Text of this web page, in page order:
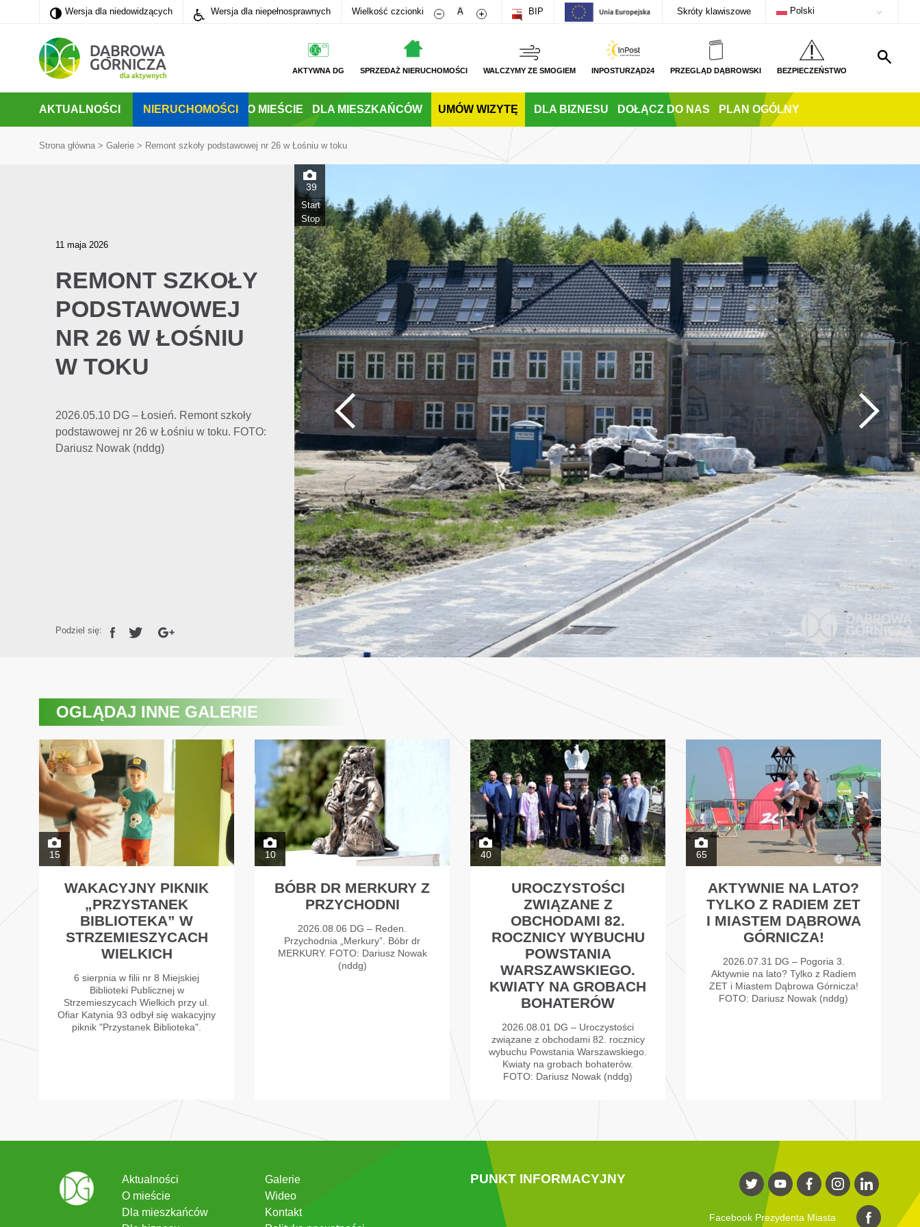
PRZEJDŹ DO MENU GŁÓWNEGO
PRZEJDŹ DO WYSZUKIWARKI
PRZEJDŹ DO TREŚCI
Wersja dla niedowidzących
Wersja dla niedowidzących Wersja dla niepełnosprawnych Wielkość czcionki Zmniejsz rozmiar czcionki
A Zwiększ rozmiar czcionki
BIP Skróty klawiszowe Polski
AKTYWNA DG SPRZEDAŻ NIERUCHOMOŚCI WALCZYMY ZE SMOGIEM INPOSTURZĄD24 PRZEGLĄD DĄBROWSKI BEZPIECZEŃSTWO
AKTUALNOŚCI NIERUCHOMOŚCI O MIEŚCIE DLA MIESZKAŃCÓW UMÓW WIZYTĘ DLA BIZNESU DOŁĄCZ DO NAS PLAN OGÓLNY
Strona główna > Galerie > Remont szkoły podstawowej nr 26 w Łośniu w toku
11 maja 2026
REMONT SZKOŁY
PODSTAWOWEJ
NR 26 W ŁOŚNIU
W TOKU
39
Start
Stop
2026.05.10 DG – Łosień. Remont szkoły
podstawowej nr 26 w Łośniu w toku. FOTO:
Dariusz Nowak (nddg)
Podziel się:
OGLĄDAJ INNE GALERIE
15
WAKACYJNY PIKNIK
„PRZYSTANEK
BIBLIOTEKA” W
STRZEMIESZYCACH
WIELKICH
6 sierpnia w filii nr 8 Miejskiej
Biblioteki Publicznej w
Strzemieszycach Wielkich przy ul.
Ofiar Katynia 93 odbył się wakacyjny
piknik "Przystanek Biblioteka".
10
BÓBR DR MERKURY Z
PRZYCHODNI
2026.08.06 DG – Reden.
Przychodnia „Merkury”. Bóbr dr
MERKURY. FOTO: Dariusz Nowak
(nddg)
40
UROCZYSTOŚCI
ZWIĄZANE Z
OBCHODAMI 82.
ROCZNICY WYBUCHU
POWSTANIA
WARSZAWSKIEGO.
KWIATY NA GROBACH
BOHATERÓW
2026.08.01 DG – Uroczystości
związane z obchodami 82. rocznicy
wybuchu Powstania Warszawskiego.
Kwiaty na grobach bohaterów.
FOTO: Dariusz Nowak (nddg)
65
AKTYWNIE NA LATO?
TYLKO Z RADIEM ZET
I MIASTEM DĄBROWA
GÓRNICZA!
2026.07.31 DG – Pogoria 3.
Aktywnie na lato? Tylko z Radiem
ZET i Miastem Dąbrowa Górnicza!
FOTO: Dariusz Nowak (nddg)
Aktualności
O mieście
Dla mieszkańców
Galerie
Wideo
Kontakt
PUNKT INFORMACYJNY
Facebook Prezydenta Miasta